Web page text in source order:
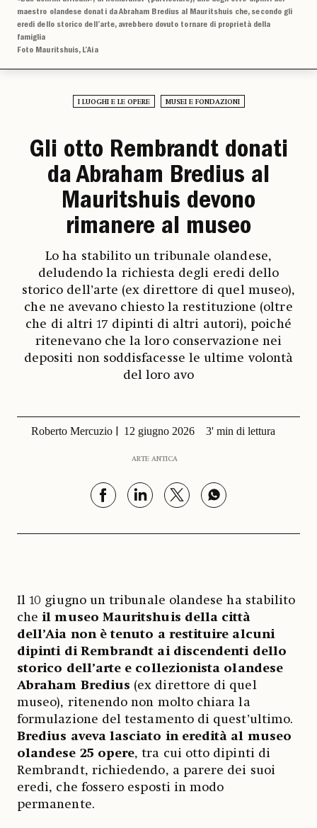
maestro olandese donati da Abraham Bredius al Mauritshuis che, secondo gli
eredi dello storico dell’arte, avrebbero dovuto tornare di proprietà della
famiglia
Foto Mauritshuis, L’Aia
I LUOGHI E LE OPERE MUSEI E FONDAZIONI
Gli otto Rembrandt donati
da Abraham Bredius al
Mauritshuis devono
rimanere al museo
Lo ha stabilito un tribunale olandese,
deludendo la richiesta degli eredi dello
storico dell’arte (ex direttore di quel museo),
che ne avevano chiesto la restituzione (oltre
che di altri 17 dipinti di altri autori), poiché
ritenevano che la loro conservazione nei
depositi non soddisfacesse le ultime volontà
del loro avo
Roberto Mercuzio 12 giugno 2026 3' min di lettura
ARTE ANTICA
Il 10 giugno un tribunale olandese ha stabilito
cheil museo Mauritshuis della città
dell’Aia non è tenuto a restituire alcuni
dipinti di Rembrandt ai discendenti dello
storico dell’arte e collezionista olandese
Abraham Bredius (ex direttore di quel
museo), ritenendo non molto chiara la
formulazione del testamento di quest’ultimo.
Bredius aveva lasciato in eredità al museo
olandese 25 opere, tra cui otto dipinti di
Rembrandt, richiedendo, a parere dei suoi
eredi, che fossero esposti in modo
permanente.